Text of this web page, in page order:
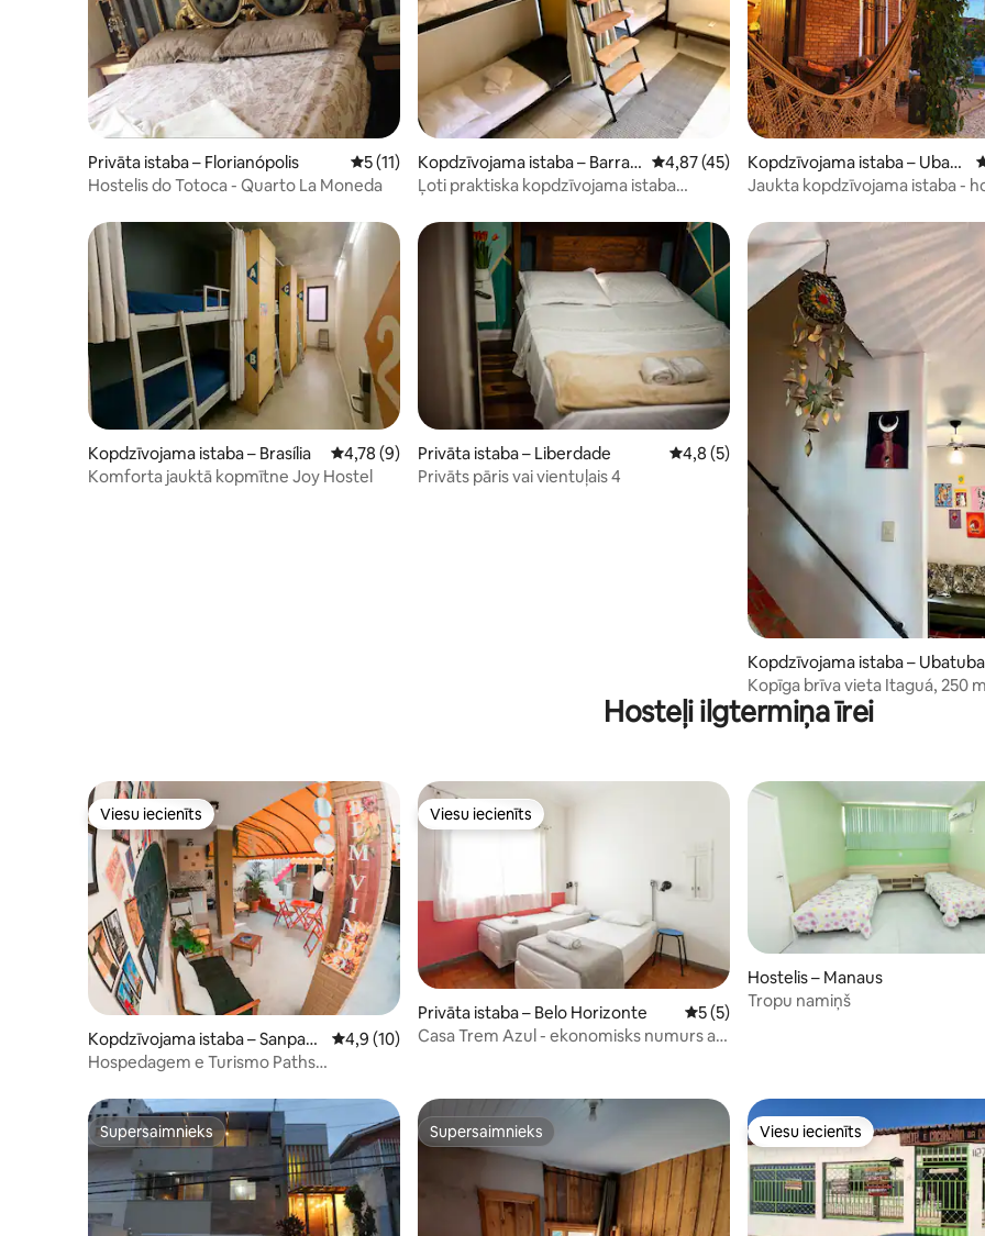
Privāta istaba – Florianópolis Vidējais vērtējums: 5 no 5, atsauksmju skaits: 11
5 (11)
Hostelis do Totoca - Quarto La Moneda
Kopdzīvojama istaba – Barra d
a Lagoa
Vidējais vērtējums: 4,87 no 5, atsauksmju
4,87 (45)
Ļoti praktiska kopdzīvojama istaba
Kopdzīvojama istaba – Ubatu
ba
Jaukta kopdzīvojama istaba -
Kopdzīvojama istaba – Brasília Vidējais vērtējums: 4,78 no 5, atsauksmju skaits: 9
4,78 (9)
Komforta jauktā kopmītne Joy Hostel
Privāta istaba – Liberdade Vidējais vērtējums: 4,8 no 5, atsauksmju
4,8 (5)
Privāts pāris vai vientuļais 4
Kopdzīvojama istaba – Ubatuba
Kopīga brīva vieta Itaguá, 250
krasta līnijas.
Hosteļi ilgtermiņa īrei
Viesu iecienīts
Viesu iecienīts
Kopdzīvojama istaba – Sanpaul
u
Vidējais vērtējums: 4,9 no 5, atsauksmju skaits: 10
4,9 (10)
Hospedagem e Turismo Paths
Viesu iecienīts
Viesu iecienīts
Privāta istaba – Belo Horizonte Vidējais vērtējums: 5 no 5, atsauksmju
5 (5)
Casa Trem Azul - ekonomisks numurs ar
Hostelis – Manaus
Tropu namiņš
Supersaimnieks
Supersaimnieks Supersaimnieks
Supersaimnieks Viesu iecienīts
Viesu iecienīts